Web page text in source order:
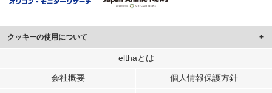
クッキーの使用について
このサイトでは Cookie を使用して、ユーザーに合わせたコンテンツや広告の
行っています。
elthaとは
会社概要 個人情報保護方針